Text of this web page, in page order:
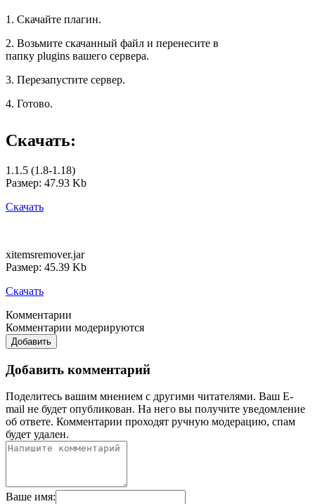
1. Скачайте плагин.
2. Возьмите скачанный файл и перенесите в
папку plugins вашего сервера.
3. Перезапустите сервер.
4. Готово.
Скачать:
1.1.5 (1.8-1.18)
Размер: 47.93 Kb
Скачать
xitemsremover.jar
Размер: 45.39 Kb
Скачать
Комментарии
Комментарии модерируются
Добавить
Добавить комментарий
Поделитесь вашим мнением с другими читателями. Ваш E-
mail не будет опубликован. На него вы получите уведомление
об ответе. Комментарии проходят ручную модерацию, спам
будет удален.
Ваше имя: